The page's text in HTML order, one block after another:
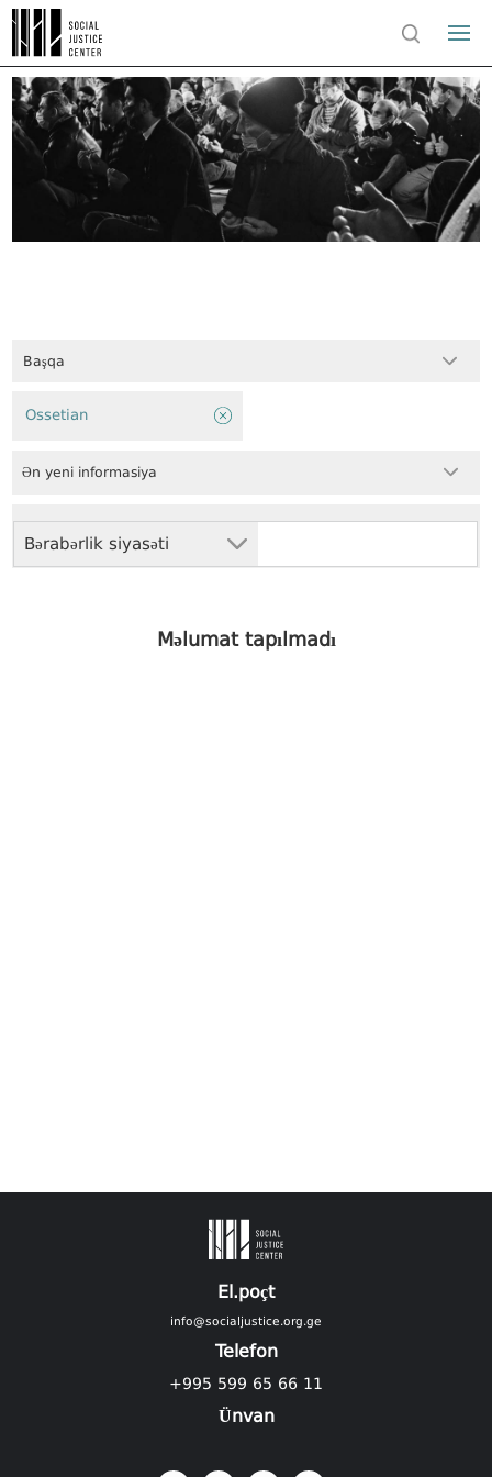
Başqa
Bərabərlik siyasəti
Ossetian
Ən yeni informasiya
Məlumat tapılmadı
El.poçt
info@socialjustice.org.ge
Telefon
+995 599 65 66 11
Ünvan